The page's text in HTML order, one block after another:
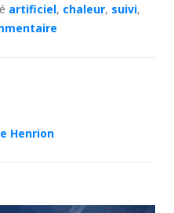
artificiel, chaleur, suivi,
Henrion